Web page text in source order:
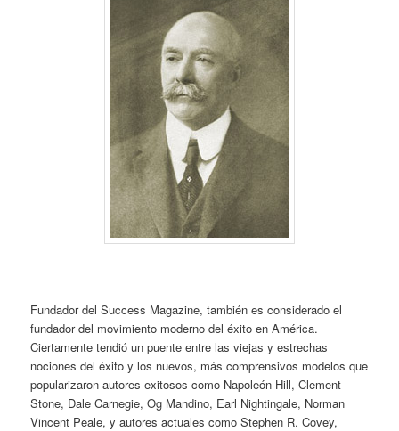
Fundador del Success Magazine, también es considerado el
fundador del movimiento moderno del éxito en América.
Ciertamente tendió un puente entre las viejas y estrechas
nociones del éxito y los nuevos, más comprensivos modelos que
popularizaron autores exitosos como Napoleón Hill, Clement
Stone, Dale Carnegie, Og Mandino, Earl Nightingale, Norman
Vincent Peale, y autores actuales como Stephen R. Covey,